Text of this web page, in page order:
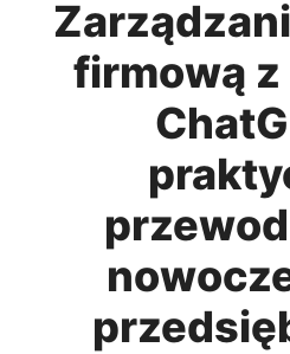
firmową z